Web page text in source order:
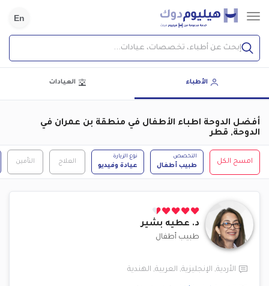
En
إبحث عن أطباء، تخصصات، عيادات...
الأطباء العيادات
أفضل الدوحة اطباء الأطفال في منطقة بن عمران في
الدوحة, قطر
امسح الكل
التخصص
طبيب أطفال
نوع الزيارة
عيادة وفيديو
العلاج التأمين
د. عطيه بشير
طبيب أطفال
الأردية, الإنجليزية, العربية, الهندية